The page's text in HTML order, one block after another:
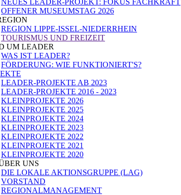
NEUES LEADER-PROJEKT: FOKUS FACHKRAFT
OFFENER MUSEUMSTAG 2026
REGION LIPPE-ISSEL-NIEDERRHEIN
TOURISMUS UND FREIZEIT
UM LEADER
WAS IST LEADER?
FÖRDERUNG: WIE FUNKTIONIERT'S?
LEADER-PROJEKTE AB 2023
LEADER-PROJEKTE 2016 - 2023
KLEINPROJEKTE 2026
KLEINPROJEKTE 2025
KLEINPROJEKTE 2024
KLEINPROJEKTE 2023
KLEINPROJEKTE 2022
KLEINPROJEKTE 2021
KLEINPROJEKTE 2020
UNS
DIE LOKALE AKTIONSGRUPPE (LAG)
VORSTAND
REGIONALMANAGEMENT